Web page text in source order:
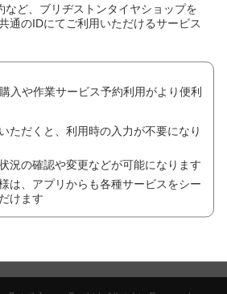
ルブなど）により、価格が変わる場合が
合がございます。詳しくは、店舗にてご
る場合がございます。詳しくは、店舗にて
。
など、ブリヂストンタイヤショップを
通のIDにてご利用いただけるサービス
入や作業サービス予約利用がより便利
ただくと、利用時の入力が不要になり
況の確認や変更などが可能になります
は、アプリからも各種サービスをシー
けます